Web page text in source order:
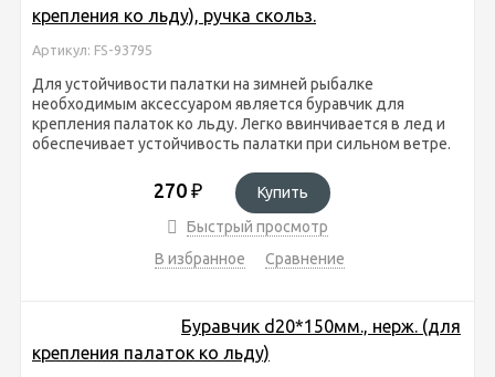
крепления ко льду), ручка скольз.
Артикул: FS-93795
Для устойчивости палатки на зимней рыбалке
необходимым аксессуаром является буравчик для
крепления палаток ко льду. Легко ввинчивается в лед и
обеспечивает устойчивость палатки при сильном ветре.
270 ₽
Купить
Быстрый просмотр
В избранное
Сравнение
Буравчик d20*150мм., нерж. (для
крепления палаток ко льду)